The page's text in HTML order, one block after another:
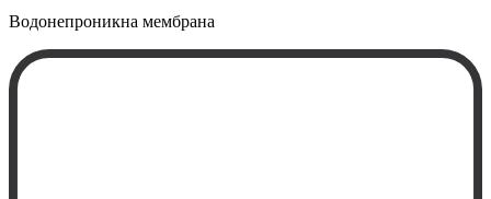
Водонепроникна мембрана